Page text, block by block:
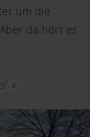
um die
da hört es
3